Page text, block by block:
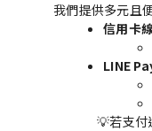
我們提供多元且
信用卡
LINE
💡若支付過